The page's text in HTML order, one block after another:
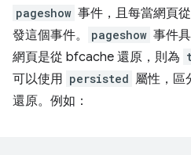
pageshow 事件，且每當網頁
發這個事件。
pageshow 事件
網頁是從 bfcache 還原，則為
可以使用 persisted 屬性，區
還原。例如：